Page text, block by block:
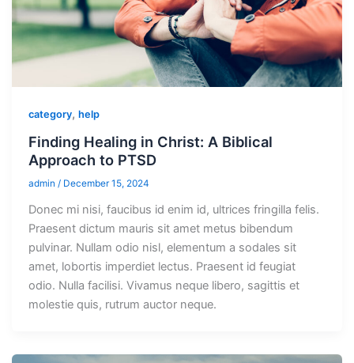
category,help
Finding Healing in Christ: A Biblical
Approach to PTSD
admin/ December 15, 2024
Donec mi nisi, faucibus id enim id, ultrices fringilla felis.
Praesent dictum mauris sit amet metus bibendum
pulvinar. Nullam odio nisl, elementum a sodales sit
amet, lobortis imperdiet lectus. Praesent id feugiat
odio. Nulla facilisi. Vivamus neque libero, sagittis et
molestie quis, rutrum auctor neque.